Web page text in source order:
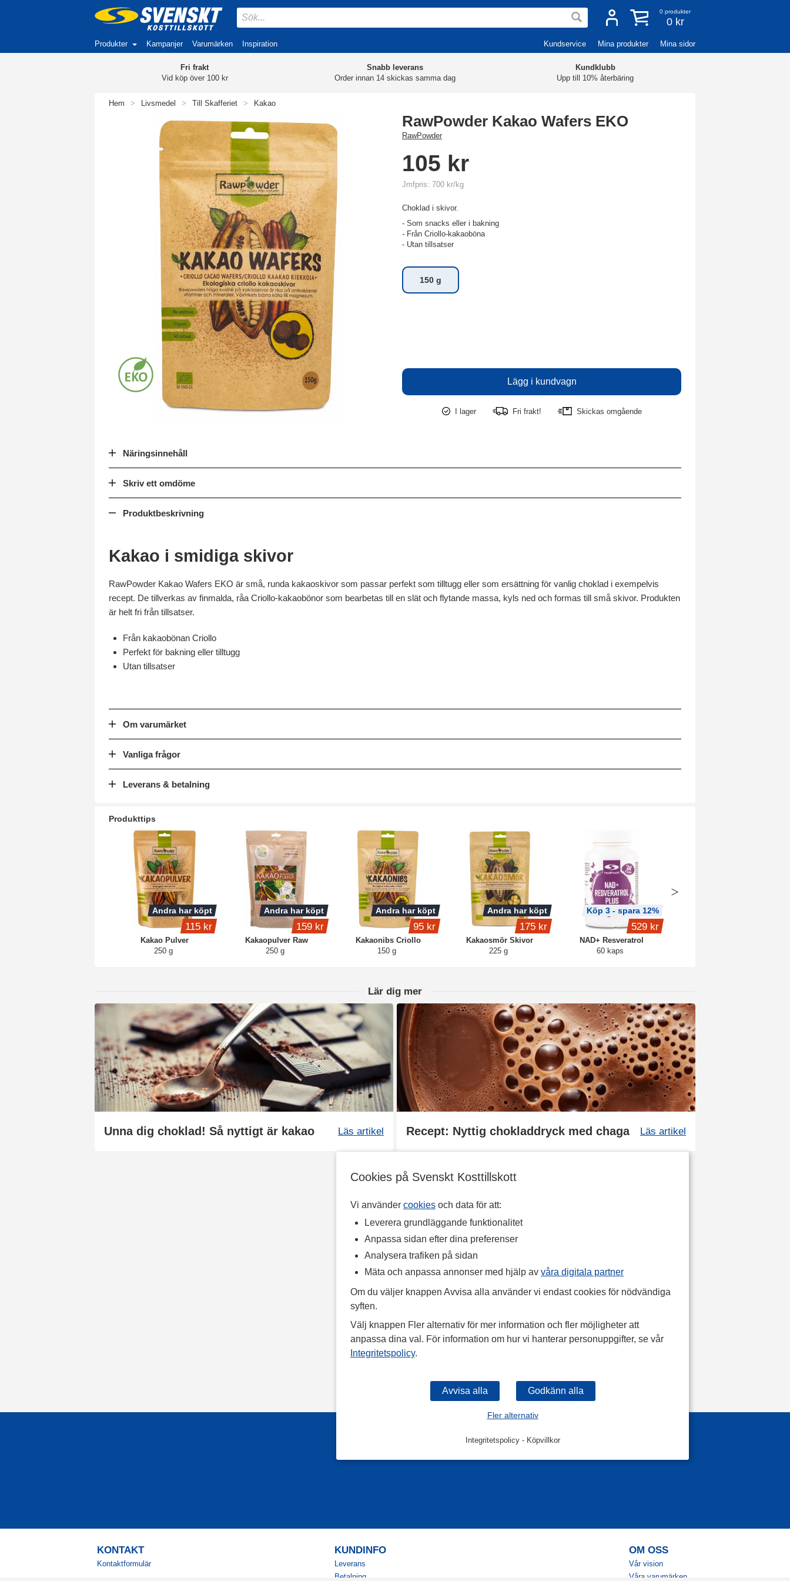
Cookies på Svenskt Kosttillskott
Vi använder cookies och data för att:
Leverera grundläggande funktionalitet
Anpassa sidan efter dina preferenser
Analysera trafiken på sidan
Mäta och anpassa annonser med hjälp av våra digitala partner
Om du väljer knappen Avvisa alla använder vi endast cookies för nödvändiga
syften.
Välj knappen Fler alternativ för mer information och fler möjligheter att
anpassa dina val. För information om hur vi hanterar personuppgifter, se vår
Integritetspolicy.
Fler alternativ
Integritetspolicy- Köpvillkor
0 produkter
0 kr
Produkter Kampanjer Varumärken Inspiration Kundservice Mina produkter Mina sidor
Fri frakt
Vid köp över 100 kr
Snabb leverans
Order innan 14 skickas samma dag
Kundklubb
Upp till 10% återbäring
Hem > Livsmedel > Till Skafferiet > Kakao
RawPowder Kakao Wafers EKO
RawPowder
105 kr
Jmfpris: 700 kr/kg
Choklad i skivor.
- Som snacks eller i bakning
- Från Criollo-kakaoböna
- Utan tillsatser
150 g
I lager Fri frakt! Skickas omgående
Näringsinnehåll
Skriv ett omdöme
Produktbeskrivning
Kakao i smidiga skivor
RawPowder Kakao Wafers EKO är små, runda kakaoskivor som passar perfekt som tilltugg eller som ersättning för vanlig choklad i exempelvis
recept. De tillverkas av finmalda, råa Criollo-kakaobönor som bearbetas till en slät och flytande massa, kyls ned och formas till små skivor. Produkten
är helt fri från tillsatser.
Från kakaobönan Criollo
Perfekt för bakning eller tilltugg
Utan tillsatser
Om varumärket
Vanliga frågor
Leverans & betalning
Produkttips
Kakao Pulver
250 g
Andra har köpt
115 kr
Kakaopulver Raw
250 g
Andra har köpt
159 kr
Kakaonibs Criollo
150 g
Andra har köpt
95 kr
Kakaosmör Skivor
225 g
Andra har köpt
175 kr
NAD+ Resveratrol
60 kaps
Köp 3 - spara 12%
529 kr
Lär dig mer
Unna dig choklad! Så nyttigt är kakao Läs artikel Recept: Nyttig chokladdryck med chaga Läs artikel
KONTAKT
Kontaktformulär
KUNDINFO
Leverans
Betalning
OM OSS
Vår vision
Våra varumärken